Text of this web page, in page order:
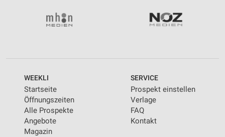
WEEKLI
Startseite
Öffnungszeiten
Alle Prospekte
Angebote
Magazin
SERVICE
Prospekt einstellen
Verlage
FAQ
Kontakt